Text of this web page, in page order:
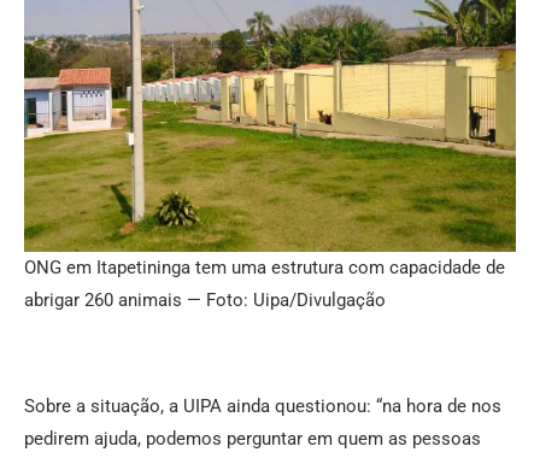
ONG em Itapetininga tem uma estrutura com capacidade de
abrigar 260 animais — Foto: Uipa/Divulgação
Sobre a situação, a UIPA ainda questionou: “na hora de nos
pedirem ajuda, podemos perguntar em quem as pessoas